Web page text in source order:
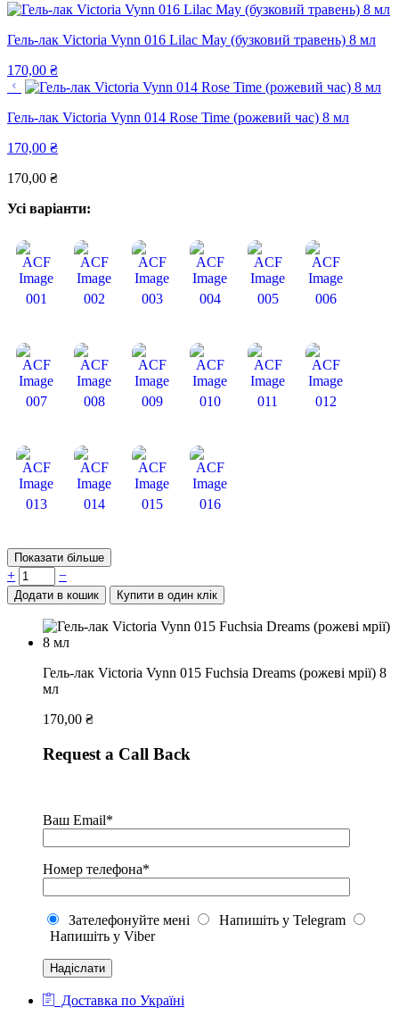
Гель-лак Victoria Vynn 016 Lilac May (бузковий травень) 8 мл
170,00 ₴
Гель-лак Victoria Vynn 014 Rose Time (рожевий час) 8 мл
170,00 ₴
170,00 ₴
Усі варіанти:
001 002 003 004 005 006
007 008 009 010 011 012
013 014 015 016
Показати більше
+ −
Додати в кошик Купити в один клік
Гель-лак Victoria Vynn 015 Fuchsia Dreams (рожеві мрії) 8
мл
170,00 ₴
Request a Call Back
Ваш Email*
Номер телефона*
Зателефонуйте мені
Напишіть у Telegram
Напишіть у Viber
Доставка по Україні